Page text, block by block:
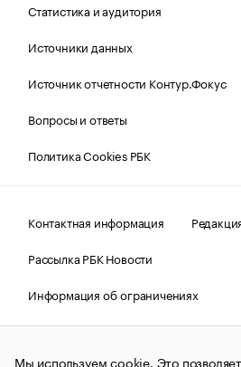
Статистика и аудитория
Источники данных
Источник отчетности Контур.Фокус
Вопросы и ответы
Политика Cookies РБК
Контактная информация
Рассылка РБК Новости
Информация об ограничениях
Правовая информация
О
Мы используем cookie. Это